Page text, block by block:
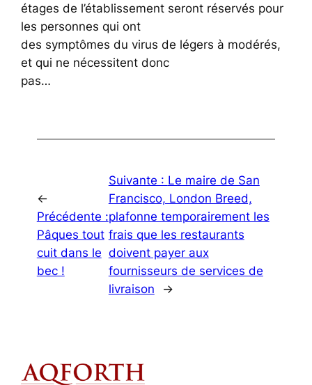
étages de l’établissement seront réservés pour
les personnes qui ont
des symptômes du virus de légers à modérés,
et qui ne nécessitent donc
pas…
←
Précédente :
Pâques tout
cuit dans le
bec !
Suivante : Le maire de San
Francisco, London Breed,
plafonne temporairement les
frais que les restaurants
doivent payer aux
fournisseurs de services de
livraison
→